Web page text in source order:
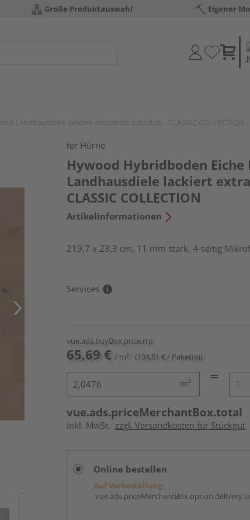
Große Produktauswahl Eigener
ter Hürne
Hywood Hybridboden Eiche
Landhausdiele lackiert
CLASSIC COLLECTION
Artikelinformationen
219,7 x 23,3 cm, 11 mm stark, 4-seitig
Services
vue.ads.buyBox.price.rrp
65,69 € / m² (134,51 € / Paket(e))
m²
vue.ads.priceMerchantBox.total
inkl. MwSt. zzgl. Versandkosten für Stückgut
Online bestellen
Auf Vorbestellung: